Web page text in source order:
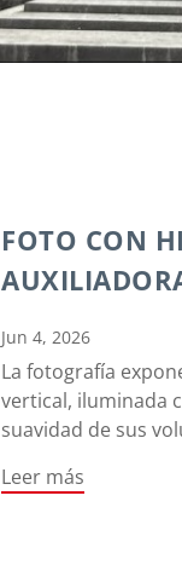
FOTO CON
Jun 4, 2026
La fotografía
vertical, iluminada
suavidad de sus
Leer más